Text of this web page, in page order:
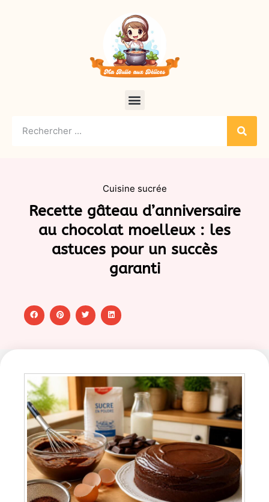
Cuisine sucrée
Recette gâteau d’anniversaire
au chocolat moelleux : les
astuces pour un succès
garanti